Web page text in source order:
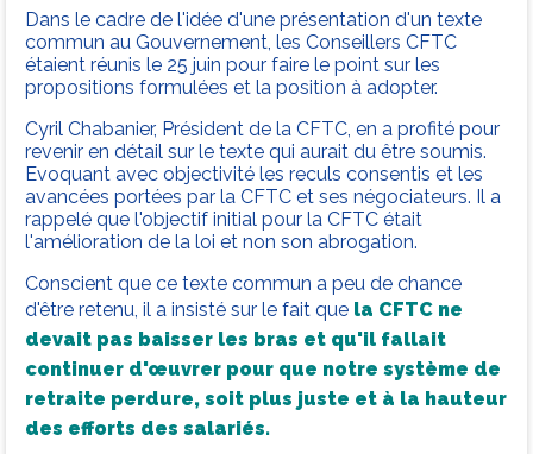
Dans le cadre de l'idée d'une présentation d'un texte
commun au Gouvernement, les Conseillers CFTC
étaient réunis le 25 juin pour faire le point sur les
propositions formulées et la position à adopter.
Cyril Chabanier, Président de la CFTC, en a profité pour
revenir en détail sur le texte qui aurait du être soumis.
Evoquant avec objectivité les reculs consentis et les
avancées portées par la CFTC et ses négociateurs. Il a
rappelé que l'objectif initial pour la CFTC était
l'amélioration de la loi et non son abrogation.
Conscient que ce texte commun a peu de chance
d'être retenu, il a insisté sur le fait que la CFTC ne
devait pas baisser les bras et qu'il fallait
continuer d'œuvrer pour que notre système de
retraite perdure, soit plus juste et à la hauteur
des efforts des salariés.